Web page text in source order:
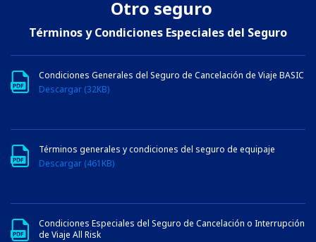
Otro seguro
Términos y Condiciones Especiales del Seguro
Condiciones Generales del Seguro de Cancelación de Viaje BASIC
Descargar (32KB)
Términos generales y condiciones del seguro de equipaje
Descargar (461KB)
Condiciones Especiales del Seguro de Cancelación o Interrupción
de Viaje All Risk